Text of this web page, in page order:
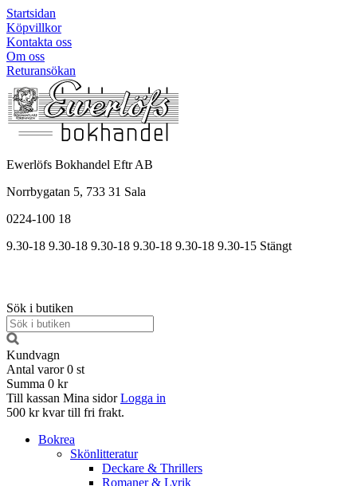
Startsidan
Köpvillkor
Kontakta oss
Om oss
Returansökan
Ewerlöfs Bokhandel Eftr AB
Norrbygatan 5, 733 31 Sala
0224-100 18
9.30-18 9.30-18 9.30-18 9.30-18 9.30-18 9.30-15 Stängt
Sök i butiken
Kundvagn
Antal varor 0 st
Summa 0 kr
Till kassan Mina sidor Logga in
500 kr kvar till fri frakt.
Bokrea
Skönlitteratur
Deckare & Thrillers
Romaner & Lyrik